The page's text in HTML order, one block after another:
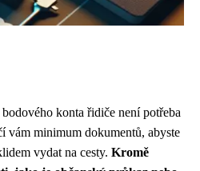
konta řidiče není potřeba
vám minimum dokumentů, abyste
vydat na cesty. Kromě